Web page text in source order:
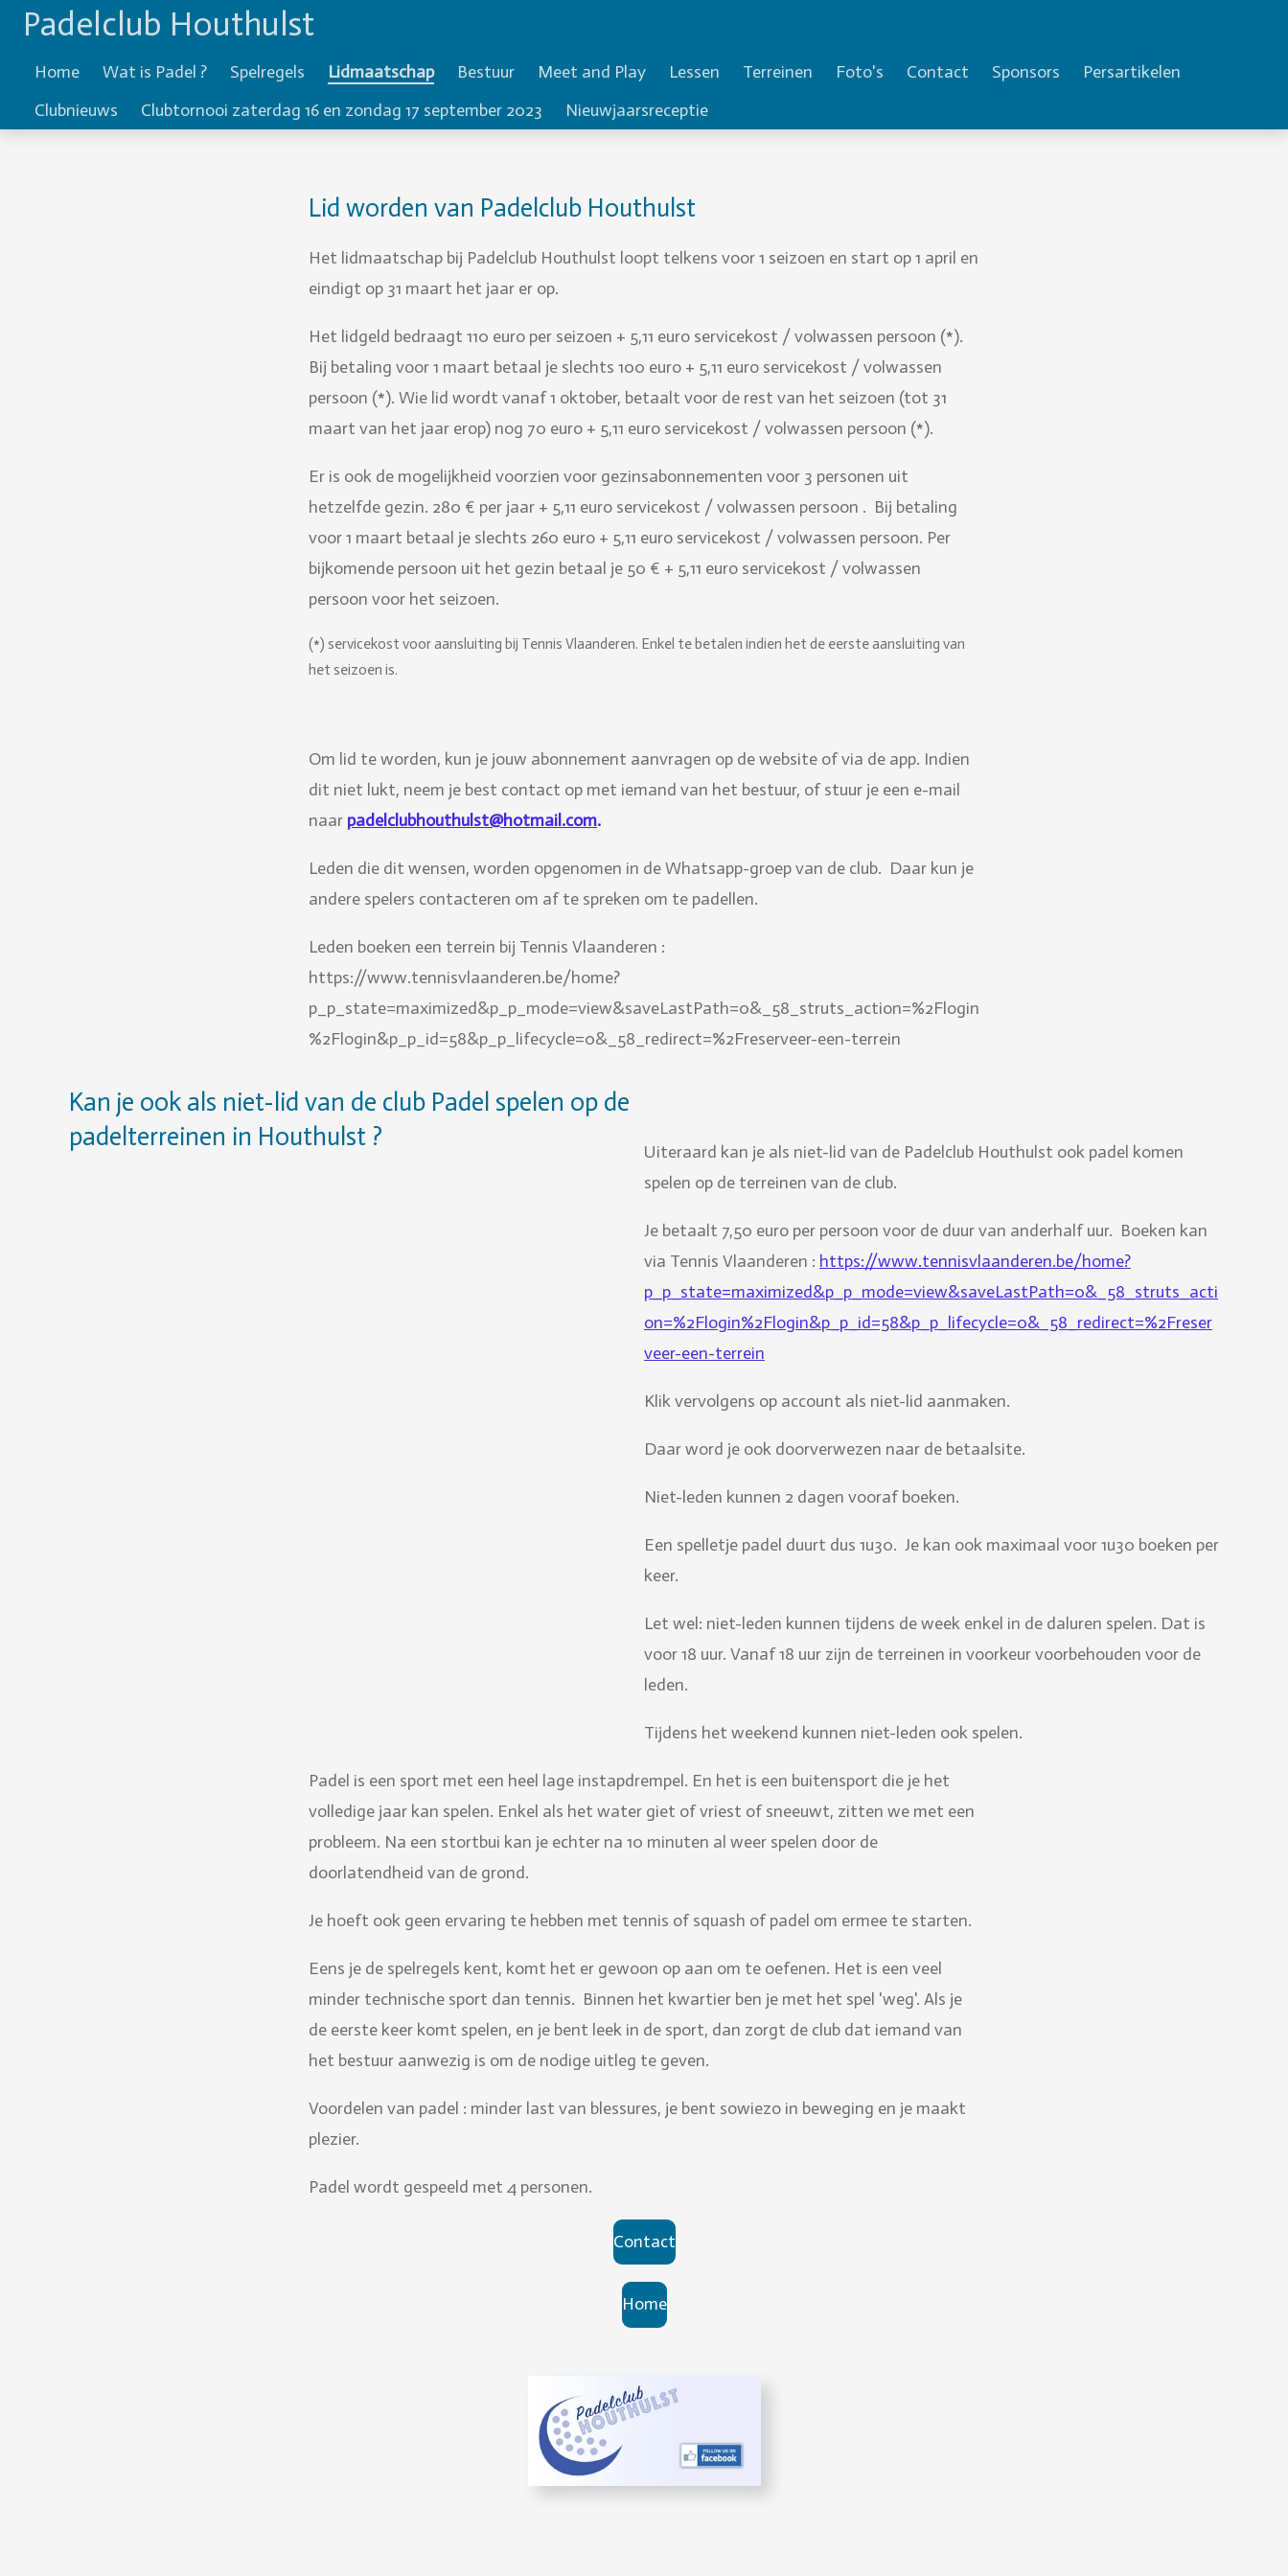
GaPadelclub Houthulst
Home Wat is Padel ? Spelregels Lidmaatschap Bestuur Meet and Play Lessen Terreinen Foto's Contact Sponsors
Persartikelen
Clubnieuws
Clubtornooi zaterdag 16 en zondag 17 september 2023 Nieuwjaarsreceptie
Lid worden van Padelclub Houthulst
Het lidmaatschap bij Padelclub Houthulst loopt telkens voor 1 seizoen en start op 1 april en
eindigt op 31 maart het jaar er op.
Het lidgeld bedraagt 110 euro per seizoen + 5,11 euro servicekost / volwassen persoon (*).
Bij betaling voor 1 maart betaal je slechts 100 euro + 5,11 euro servicekost / volwassen
persoon (*). Wie lid wordt vanaf 1 oktober, betaalt voor de rest van het seizoen (tot 31
maart van het jaar erop) nog 70 euro + 5,11 euro servicekost / volwassen persoon (*).
Er is ook de mogelijkheid voorzien voor gezinsabonnementen voor 3 personen uit
hetzelfde gezin. 280 € per jaar + 5,11 euro servicekost / volwassen persoon . Bij betaling
voor 1 maart betaal je slechts 260 euro + 5,11 euro servicekost / volwassen persoon. Per
bijkomende persoon uit het gezin betaal je 50 € + 5,11 euro servicekost / volwassen
persoon voor het seizoen.
(*) servicekost voor aansluiting bij Tennis Vlaanderen. Enkel te betalen indien het de eerste aansluiting van
het seizoen is.
Om lid te worden, kun je jouw abonnement aanvragen op de website of via de app. Indien
dit niet lukt, neem je best contact op met iemand van het bestuur, of stuur je een e-mail
naar padelclubhouthulst@hotmail.com.
Leden die dit wensen, worden opgenomen in de Whatsapp-groep van de club. Daar kun je
andere spelers contacteren om af te spreken om te padellen.
Leden boeken een terrein bij Tennis Vlaanderen :
https://www.tennisvlaanderen.be/home?
p_p_state=maximized&p_p_mode=view&saveLastPath=0&_58_struts_action=%2Flogin
%2Flogin&p_p_id=58&p_p_lifecycle=0&_58_redirect=%2Freserveer-een-terrein
Kan je ook als niet-lid van de club Padel spelen op de
padelterreinen in Houthulst ?
Uiteraard kan je als niet-lid van de Padelclub Houthulst ook padel komen
spelen op de terreinen van de club.
Je betaalt 7,50 euro per persoon voor de duur van anderhalf uur. Boeken kan
via Tennis Vlaanderen : https://www.tennisvlaanderen.be/home?
p_p_state=maximized&p_p_mode=view&saveLastPath=0&_58_struts_acti
on=%2Flogin%2Flogin&p_p_id=58&p_p_lifecycle=0&_58_redirect=%2Freser
veer-een-terrein
Klik vervolgens op account als niet-lid aanmaken.
Daar word je ook doorverwezen naar de betaalsite.
Niet-leden kunnen 2 dagen vooraf boeken.
Een spelletje padel duurt dus 1u30. Je kan ook maximaal voor 1u30 boeken per
keer.
Let wel: niet-leden kunnen tijdens de week enkel in de daluren spelen. Dat is
voor 18 uur. Vanaf 18 uur zijn de terreinen in voorkeur voorbehouden voor de
leden.
Tijdens het weekend kunnen niet-leden ook spelen.
Padel is een sport met een heel lage instapdrempel. En het is een buitensport die je het
volledige jaar kan spelen. Enkel als het water giet of vriest of sneeuwt, zitten we met een
probleem. Na een stortbui kan je echter na 10 minuten al weer spelen door de
doorlatendheid van de grond.
Je hoeft ook geen ervaring te hebben met tennis of squash of padel om ermee te starten.
Eens je de spelregels kent, komt het er gewoon op aan om te oefenen. Het is een veel
minder technische sport dan tennis. Binnen het kwartier ben je met het spel 'weg'. Als je
de eerste keer komt spelen, en je bent leek in de sport, dan zorgt de club dat iemand van
het bestuur aanwezig is om de nodige uitleg te geven.
Voordelen van padel : minder last van blessures, je bent sowiezo in beweging en je maakt
plezier.
Padel wordt gespeeld met 4 personen.
Contact
Home